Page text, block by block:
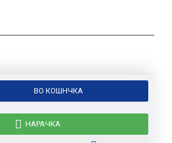
ВО КОШНЧКА
НАРАЧКА